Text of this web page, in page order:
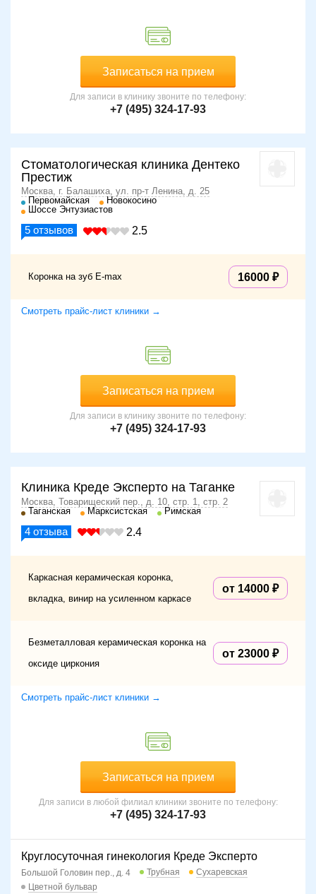
Записаться на прием
Для записи в клинику звоните по телефону:
+7 (495) 324-17-93
Стоматологическая клиника Дентеко
Престиж
Москва, г. Балашиха, ул. пр-т Ленина, д. 25
Первомайская
Новокосино
Шоссе Энтузиастов
5 отзывов 2.5
Коронка на зуб E-max 16000
Смотреть прайс-лист клиники →
Записаться на прием
Для записи в клинику звоните по телефону:
+7 (495) 324-17-93
Клиника Креде Эксперто на Таганке
Москва, Товарищеский пер., д. 10, стр. 1, стр. 2
Таганская
Марксистская Римская
4 отзыва 2.4
Каркасная керамическая коронка,
вкладка, винир на усиленном каркасе
от 14000
Безметалловая керамическая коронка на
оксиде циркония
от 23000
Смотреть прайс-лист клиники →
Записаться на прием
Для записи в любой филиал клиники звоните по телефону:
+7 (495) 324-17-93
Круглосуточная гинекология Креде Эксперто
Большой Головин пер., д. 4 Трубная
Сухаревская
Цветной бульвар